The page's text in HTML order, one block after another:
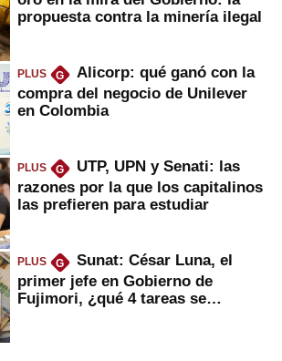
propuesta contra la minería ilegal
PLUS G
Alicorp: qué ganó con la
compra del negocio de Unilever
en Colombia
PLUS G
UTP, UPN y Senati: las
razones por la que los capitalinos
las prefieren para estudiar
PLUS G
Sunat: César Luna, el
primer jefe en Gobierno de
Fujimori, ¿qué 4 tareas se